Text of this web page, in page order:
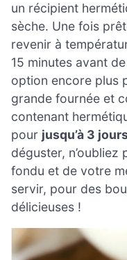
un récipient
sèche. Une fois
revenir à
15 minutes avant
option encore plus
grande fournée et
contenant
pour jusqu’à 3
déguster,
fondu et de votre
servir, pour des
délicieuses !